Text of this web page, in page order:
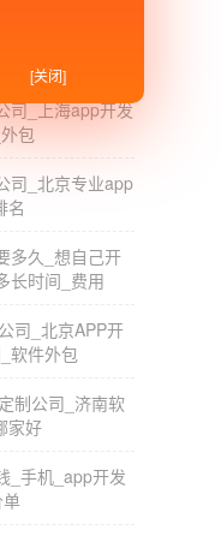
制小程序流程
行业分析后，接下来
后要把相关的需求整
师可以参考原型图制
须遵循SSL证书，同时
庆app软件开发
排名
司_上海app开发
包
司_北京专业app
名
多久_想自己开
长时间_费用
司_北京APP开
软件外包
制公司_济南软
家好
_手机_app开发
[关闭]